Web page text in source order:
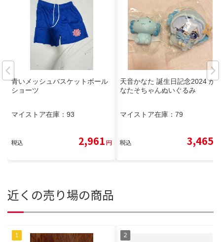
青いメッシュバスケットボール
ショーツ
マイストア在庫： 93
税込 2,961円
天音かなた 誕生日記念2024 か
なたそちゃんぬいぐるみ
マイストア在庫： 79
税込 3,465
近くの売り場の商品